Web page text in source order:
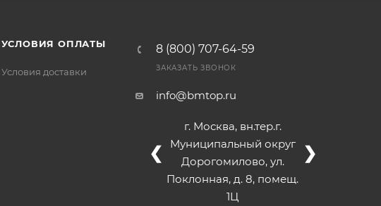
УСЛОВИЯ ОПЛАТЫ
Условия доставки
8 (800) 707-64-59
ЗАКАЗАТЬ ЗВОНОК
info@bmtop.ru
г. Москва, вн.тер.г.
Муниципальный округ
Дорогомилово, ул.
Поклонная, д. 8, помещ.
1Ц
❮ ❯